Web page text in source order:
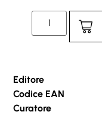
Editore
Codice EAN
Curatore